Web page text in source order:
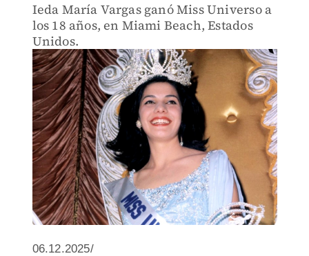
Ieda María Vargas ganó Miss Universo a
los 18 años, en Miami Beach, Estados
Unidos.
06.12.2025/